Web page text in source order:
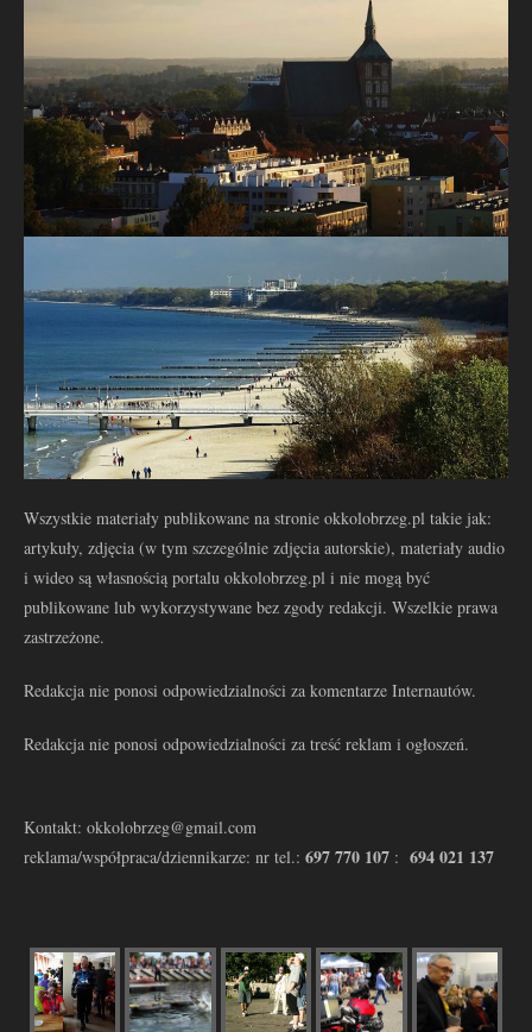
Wszystkie materiały publikowane na stronie okkolobrzeg.pl takie jak:
artykuły, zdjęcia (w tym szczególnie zdjęcia autorskie), materiały audio
i wideo są własnością portalu okkolobrzeg.pl i nie mogą być
publikowane lub wykorzystywane bez zgody redakcji. Wszelkie prawa
zastrzeżone.
Redakcja nie ponosi odpowiedzialności za komentarze Internautów.
Redakcja nie ponosi odpowiedzialności za treść reklam i ogłoszeń.
Kontakt: okkolobrzeg@gmail.com
reklama/współpraca/dziennikarze: nr tel.: 697 770 107 : 694 021 137